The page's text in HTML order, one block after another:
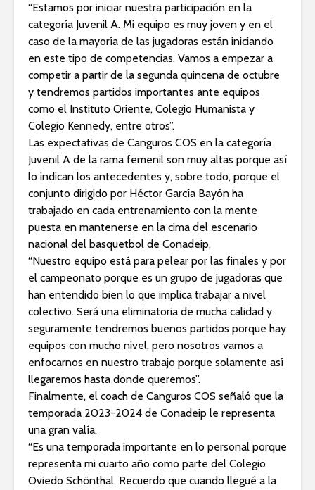
“Estamos por iniciar nuestra participación en la
categoría Juvenil A. Mi equipo es muy joven y en el
caso de la mayoría de las jugadoras están iniciando
en este tipo de competencias. Vamos a empezar a
competir a partir de la segunda quincena de octubre
y tendremos partidos importantes ante equipos
como el Instituto Oriente, Colegio Humanista y
Colegio Kennedy, entre otros”.
Las expectativas de Canguros COS en la categoría
Juvenil A de la rama femenil son muy altas porque así
lo indican los antecedentes y, sobre todo, porque el
conjunto dirigido por Héctor García Bayón ha
trabajado en cada entrenamiento con la mente
puesta en mantenerse en la cima del escenario
nacional del basquetbol de Conadeip,
“Nuestro equipo está para pelear por las finales y por
el campeonato porque es un grupo de jugadoras que
han entendido bien lo que implica trabajar a nivel
colectivo. Será una eliminatoria de mucha calidad y
seguramente tendremos buenos partidos porque hay
equipos con mucho nivel, pero nosotros vamos a
enfocarnos en nuestro trabajo porque solamente así
llegaremos hasta donde queremos”.
Finalmente, el coach de Canguros COS señaló que la
temporada 2023-2024 de Conadeip le representa
una gran valía.
“Es una temporada importante en lo personal porque
representa mi cuarto año como parte del Colegio
Oviedo Schönthal. Recuerdo que cuando llegué a la